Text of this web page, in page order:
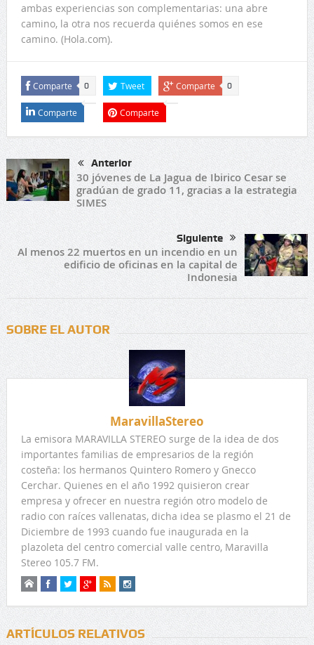
ambas experiencias son complementarias: una abre
camino, la otra nos recuerda quiénes somos en ese
camino. (Hola.com).
Comparte 0 Tweet Comparte 0
Comparte Comparte
Anterior
30 jóvenes de La Jagua de Ibirico Cesar se
gradúan de grado 11, gracias a la estrategia
SIMES
Siguiente
Al menos 22 muertos en un incendio en un
edificio de oficinas en la capital de
Indonesia
SOBRE EL AUTOR
MaravillaStereo
La emisora MARAVILLA STEREO surge de la idea de dos
importantes familias de empresarios de la región
costeña: los hermanos Quintero Romero y Gnecco
Cerchar. Quienes en el año 1992 quisieron crear
empresa y ofrecer en nuestra región otro modelo de
radio con raíces vallenatas, dicha idea se plasmo el 21 de
Diciembre de 1993 cuando fue inaugurada en la
plazoleta del centro comercial valle centro, Maravilla
Stereo 105.7 FM.
ARTÍCULOS RELATIVOS